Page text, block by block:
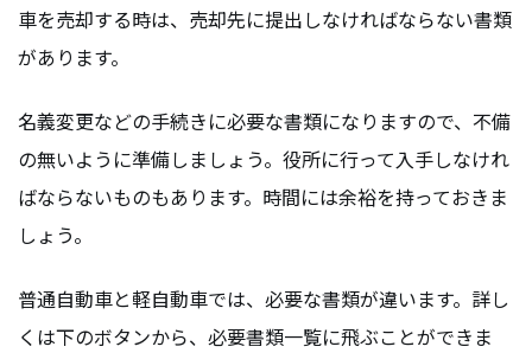
車を売却する時は、売却先に提出しなければならない書類
があります。
名義変更などの手続きに必要な書類になりますので、不備
の無いように準備しましょう。役所に行って入手しなけれ
ばならないものもあります。時間には余裕を持っておきま
しょう。
普通自動車と軽自動車では、必要な書類が違います。詳し
くは下のボタンから、必要書類一覧に飛ぶことができま